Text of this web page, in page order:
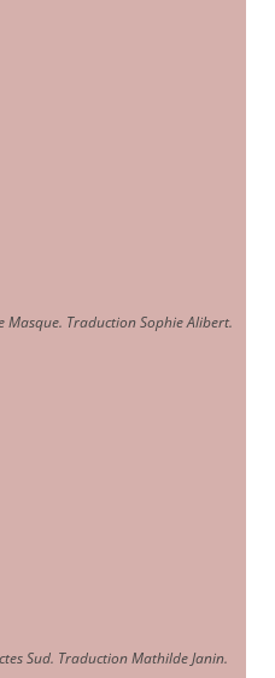
Traduction Sophie Alibert.
Sud. Traduction Mathilde Janin.